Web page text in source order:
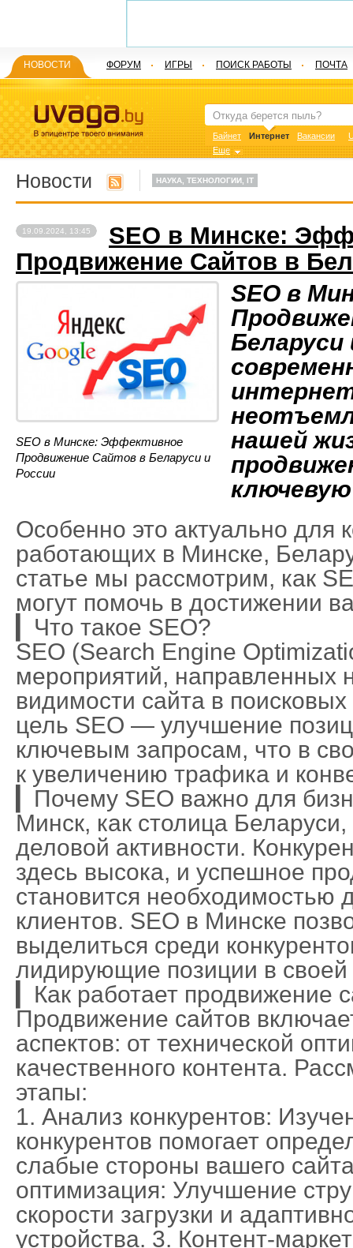
Новости НАУКА, ТЕХНОЛОГИИ, IT
19.09.2024, 13:45
SEO в Минске:
Продвижение Сайтов в
SEO в Минске: Эффективное
Продвижение Сайтов в Беларуси и
России
SEO в
Беларуси
нашей
ключевую
Особенно это актуально для
работающих в Минске,
статье мы рассмотрим, как
могут помочь в достижении
▎Что такое SEO?
SEO (Search Engine
мероприятий, направленных
видимости сайта в
цель SEO — улучшение
ключевым запросам, что в
к увеличению трафика и
▎Почему SEO важно для
Минск, как столица
деловой активности.
здесь высока, и успешное
становится необходимостью
клиентов. SEO в Минске
выделиться среди
лидирующие позиции в
▎Как работает продвижение
Продвижение сайтов
аспектов: от технической
качественного контента.
этапы:
1. Анализ конкурентов:
конкурентов помогает
слабые стороны вашего
оптимизация: Улучшение
скорости загрузки и
устройства. 3. Контент-
Байнет Интернет Вакансии
Еще
НОВОСТИ ФОРУМ ИГРЫ ПОИСК РАБОТЫ ПОЧТА